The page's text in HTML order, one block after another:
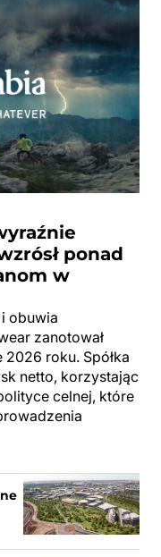
ponad
w
obuwia
zanotował
roku. Spółka
netto, korzystając
celnej, które